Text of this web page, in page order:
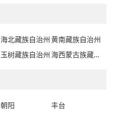
海北藏族自治州黄南藏族自治州
玉树藏族自治州 海西蒙古族藏族自治州
朝阳
丰台